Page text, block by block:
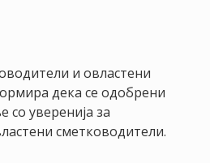
и овластени
дека се одобрени
со уверенија за
сметководители.